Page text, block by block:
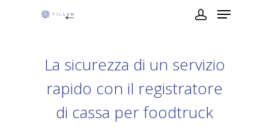
La sicurezza di un servizio
rapido con il registratore
di cassa per foodtruck